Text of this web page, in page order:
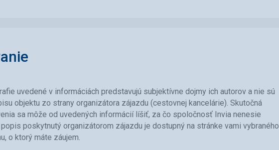
uvedené v informáciách predstavujú subjektívne dojmy ich autorov a nie sú
objektu zo strany organizátora zájazdu (cestovnej kancelárie). Skutočná
sa môže od uvedených informácií líšiť, za čo spoločnosť Invia nenesie
poskytnutý organizátorom zájazdu je dostupný na stránke vami vybraného
o ktorý máte záujem.